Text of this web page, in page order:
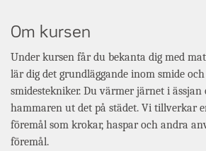
Om kursen
Under kursen får du bekanta dig med
lär dig det grundläggande inom smide
smidestekniker. Du värmer järnet i ässjan
hammaren ut det på städet. Vi tillverkar
föremål som krokar, haspar och andra
föremål.